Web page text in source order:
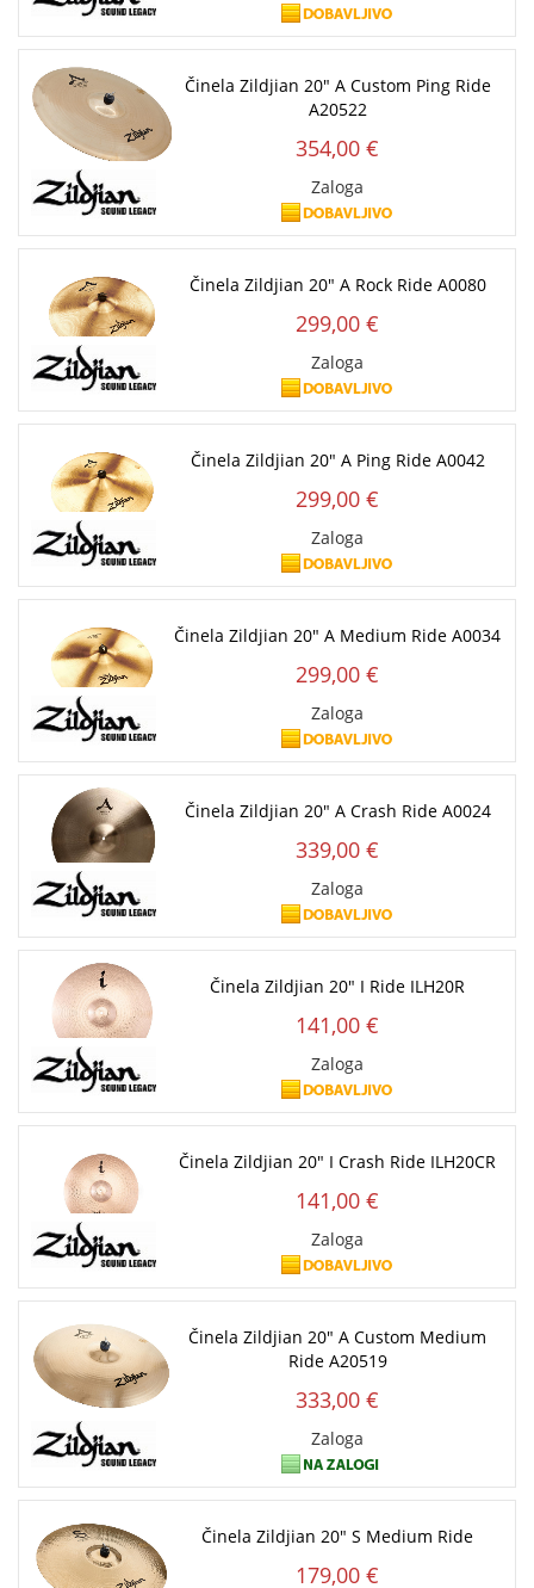
Činela Zildjian 20" A Custom Ping Ride
A20522
354,00 €
Zaloga
Činela Zildjian 20" A Rock Ride A0080
299,00 €
Zaloga
Činela Zildjian 20" A Ping Ride A0042
299,00 €
Zaloga
Činela Zildjian 20" A Medium Ride A0034
299,00 €
Zaloga
Činela Zildjian 20" A Crash Ride A0024
339,00 €
Zaloga
Činela Zildjian 20" I Ride ILH20R
141,00 €
Zaloga
Činela Zildjian 20" I Crash Ride ILH20CR
141,00 €
Zaloga
Činela Zildjian 20" A Custom Medium
Ride A20519
333,00 €
Zaloga
Činela Zildjian 20" S Medium Ride
179,00 €